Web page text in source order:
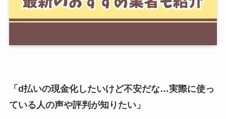
「d払いの現金化したいけど不安だな…実際に使っ
ている人の声や評判が知りたい」